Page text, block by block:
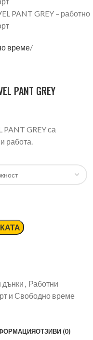
време
PANT GREY
PANT GREY са
работа.
дънки , Работни
и Свободно време
ОТЗИВИ (0)